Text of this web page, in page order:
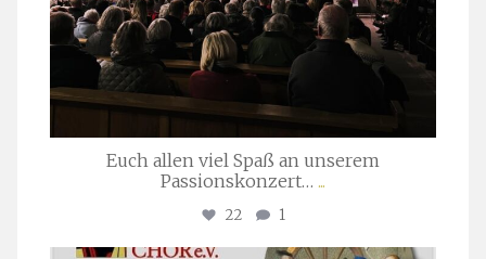
Euch allen viel Spaß an unserem
Passionskonzert… ...
22 1